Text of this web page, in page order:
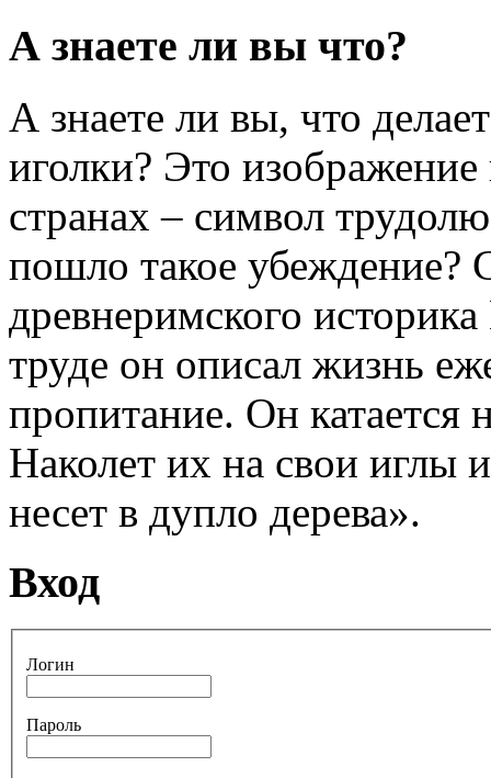
А знаете ли вы что?
А знаете ли вы, что
иголки? Это
странах – символ
пошло такое убеждение?
древнеримского
труде он описал жизнь
пропитание. Он катается
Наколет их на свои иглы
несет в дупло дерева».
Вход
Логин
Пароль